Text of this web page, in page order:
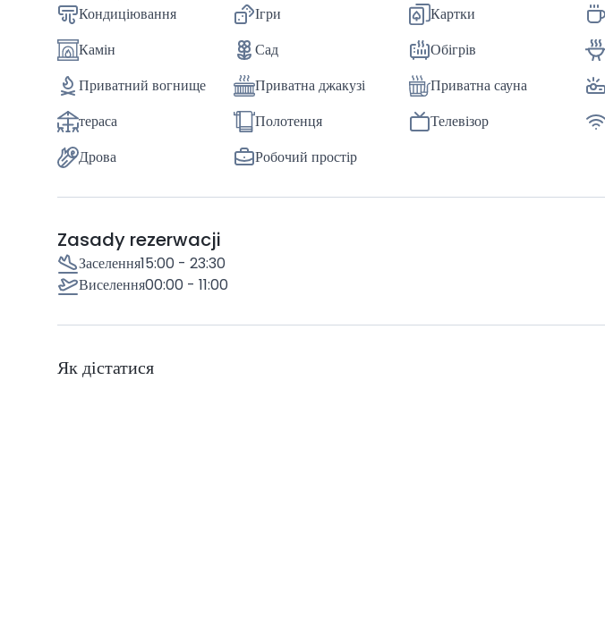
Кондиціювання Ігри Картки
Камін
Сад Обігрів
Приватний вогнище
Приватна джакузі Приватна сауна
тераса
Полотенця Телевізор
Дрова
Робочий простір
Zasady rezerwacji
Заселення15:00 - 23:30
Виселення00:00 - 11:00
Як дістатися